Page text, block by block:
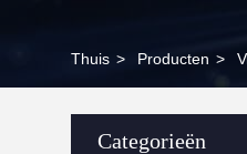
Thuis > Producten >
Categorieën